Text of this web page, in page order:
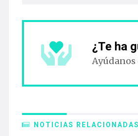
¿Te ha
Ayúdanos
NOTICIAS RELACIONADAS